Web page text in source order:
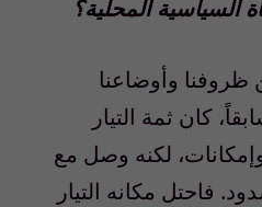
السياسية المحلية؟
ظروفنا وأوضاعنا
كان ثمة التيار
لكنه وصل مع
فاحتل مكانه التيار